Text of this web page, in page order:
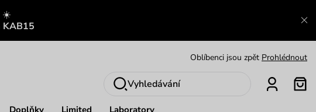
☀️
KAB15
Doplňky Limited Laboratory
Nech se inspirovat Ukázat
Vyhledávání